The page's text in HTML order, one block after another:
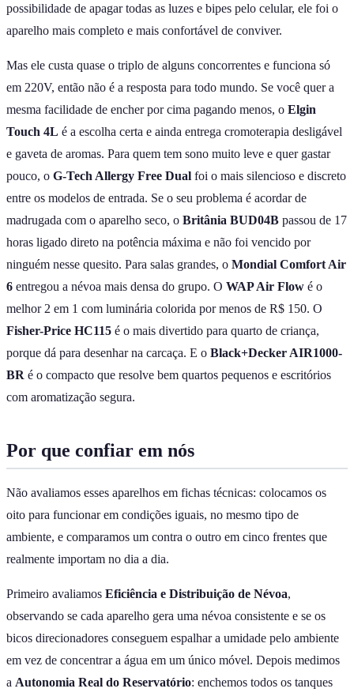
possibilidade de apagar todas as luzes e bipes pelo celular, ele foi o
aparelho mais completo e mais confortável de conviver.
Mas ele custa quase o triplo de alguns concorrentes e funciona só
em 220V, então não é a resposta para todo mundo. Se você quer a
mesma facilidade de encher por cima pagando menos, o Elgin
Touch 4L é a escolha certa e ainda entrega cromoterapia desligável
e gaveta de aromas. Para quem tem sono muito leve e quer gastar
pouco, o G-Tech Allergy Free Dual foi o mais silencioso e discreto
entre os modelos de entrada. Se o seu problema é acordar de
madrugada com o aparelho seco, o Britânia BUD04B passou de 17
horas ligado direto na potência máxima e não foi vencido por
ninguém nesse quesito. Para salas grandes, o Mondial Comfort Air
6 entregou a névoa mais densa do grupo. O WAP Air Flow é o
melhor 2 em 1 com luminária colorida por menos de R$ 150. O
Fisher-Price HC115 é o mais divertido para quarto de criança,
porque dá para desenhar na carcaça. E o Black+Decker AIR1000-
BR é o compacto que resolve bem quartos pequenos e escritórios
com aromatização segura.
Por que confiar em nós
Não avaliamos esses aparelhos em fichas técnicas: colocamos os
oito para funcionar em condições iguais, no mesmo tipo de
ambiente, e comparamos um contra o outro em cinco frentes que
realmente importam no dia a dia.
Primeiro avaliamos Eficiência e Distribuição de Névoa,
observando se cada aparelho gera uma névoa consistente e se os
bicos direcionadores conseguem espalhar a umidade pelo ambiente
em vez de concentrar a água em um único móvel. Depois medimos
a Autonomia Real do Reservatório: enchemos todos os tanques